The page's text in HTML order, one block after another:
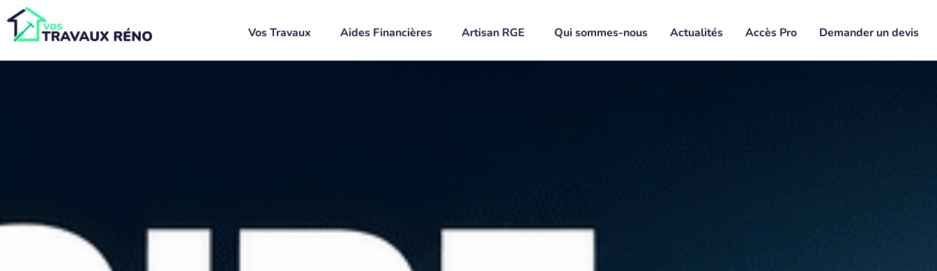
Vos Travaux Aides Financières Artisan RGE Qui sommes-nous Actualités Accès Pro Demander un devis